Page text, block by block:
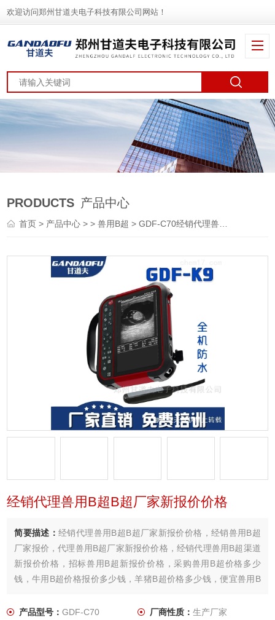
欢迎访问郑州甘道夫电子科技有限公司网站！
PRODUCTS 产品中心
首页> 产品中心 > >兽用B超 > GDF-C70经销代理兽用B超B超厂家新报价价格
经销代理兽用B超B超厂家新报价价格
简要描述：经销代理兽用B超B超厂家新报价价格，经销兽用B超
厂家报价，代理兽用B超厂家新报价价格，经销代理兽用B超渠道
新报价价格，招标兽用B超新报价价格，采购兽用B超价格多少
钱，牛用B超价格报价多少钱，羊猪B超价格多少钱，便宜兽用B
产品型号：GDF-C70 厂商性质： 生产厂家